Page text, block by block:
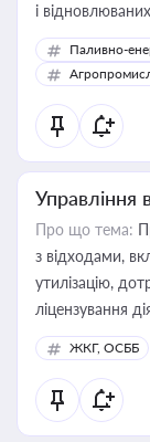
і
Паливно-
Управління
Про що тема:
з відходами,
утилізацію,
ліцензування
ЖКГ, ОСББ